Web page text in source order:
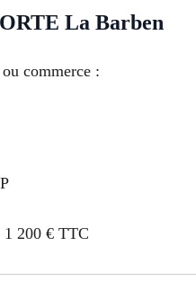
La Barben
commerce :
200 € TTC